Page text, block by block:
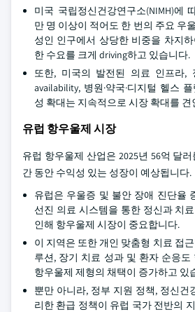
미국 국립정신건강연구소(NIMH)에
만 명 이상이 적어도 한 번의 주요 우
성인 인구에서 상당한 비중을 차지
한 수요를 크게 driving하고 있습니다.
또한, 미국의 발전된 의료 인프라,
availability, 병원·약국·디지털 헬스
성 확대는 지속적으로 시장 확대를
유럽 항우울제 시장
유럽 항우울제 산업은 2025년 56억 달
간 동안 수익성 있는 성장이 예상됩니다.
유럽은 우울증 및 불안 장애 진단율
선진 의료 시스템을 통한 정신과 치
인해 항우울제 시장이 중요합니다.
이 지역은 또한 개인 맞춤형 치료 접
루션, 장기 치료 성과 및 환자 순응
항우울제 제형의 채택이 증가하고 있
뿐만 아니라, 정부 지원 정책, 정신건
리한 환급 정책이 유럽 국가 전반의